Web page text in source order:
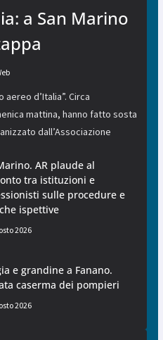
a San Marino
d’Italia”. Circa
mattina, hanno fatto sosta
dall’Associazione
AR plaude al
tra istituzioni e
sulle procedure e
ispettive
2026
e grandine a Fanano.
caserma dei pompieri
2026